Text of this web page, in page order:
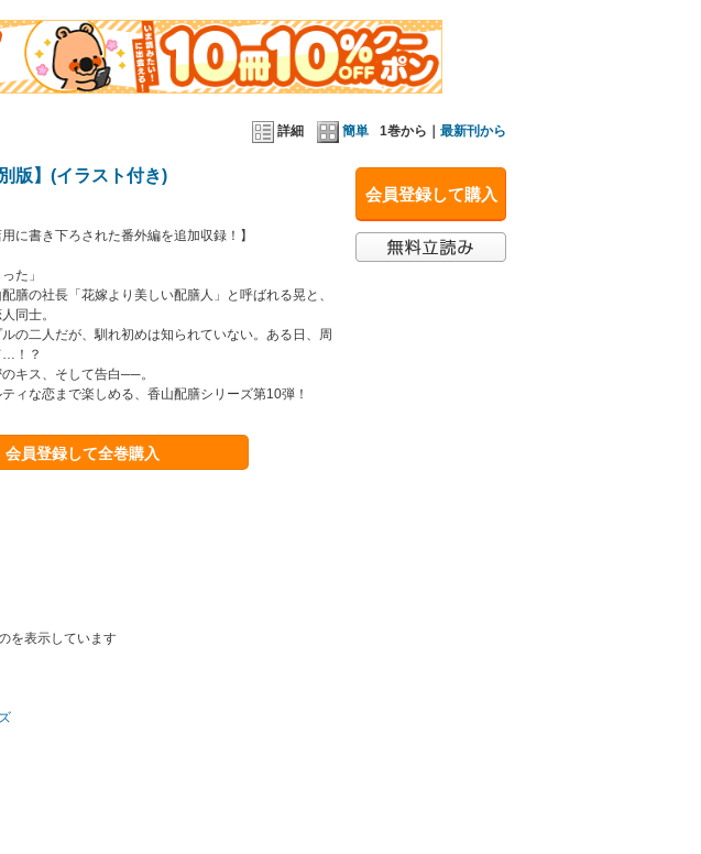
詳細 簡単 1巻から｜ 最新刊から
会員登録して購入
版】(イラスト付き)
に書き下ろされた番外編を追加収録！】
た」
膳の社長「花嫁より美しい配膳人」と呼ばれる晃と、
同士。
の二人だが、馴れ初めは知られていない。ある日、周
…！？
キス、そして告白──。
ィな恋まで楽しめる、香山配膳シリーズ第10弾！
会員登録して全巻購入
を表示しています